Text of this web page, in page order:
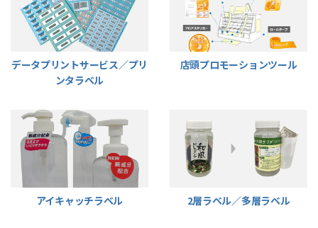
データプリントサービス／プリ
ンタラベル
店頭プロモーションツール
アイキャッチラベル 2層ラベル／多層ラベル